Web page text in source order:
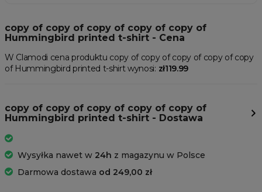
copy of copy of copy of copy of copy of
Hummingbird printed t-shirt - Cena
W Clamodi cena produktu copy of copy of copy of copy of copy
of Hummingbird printed t-shirt wynosi: zł119.99
copy of copy of copy of copy of copy of
Hummingbird printed t-shirt - Dostawa
Wysyłka nawet w 24h z magazynu w Polsce
Darmowa dostawa od 249,00 zł